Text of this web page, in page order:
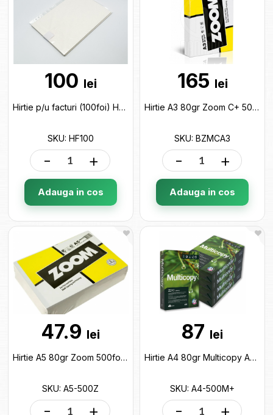
100 lei
Hirtie p/u facturi (100foi) HF100
SKU: HF100
- +
Adauga in cos
165 lei
Hirtie A3 80gr Zoom C+ 500 foi BZMCA3
SKU: BZMCA3
- +
Adauga in cos
47.9 lei
Hirtie A5 80gr Zoom 500foi A5-500Z
SKU: A5-500Z
- +
87 lei
Hirtie A4 80gr Multicopy A+ 500foi A4-500M+
SKU: A4-500M+
- +